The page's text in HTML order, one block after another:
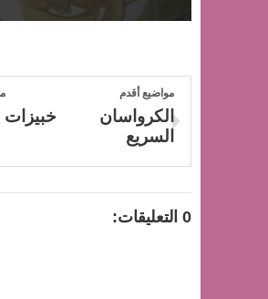
مواضيع أقدم
الكرواسان
السريع
0 التعليقات: